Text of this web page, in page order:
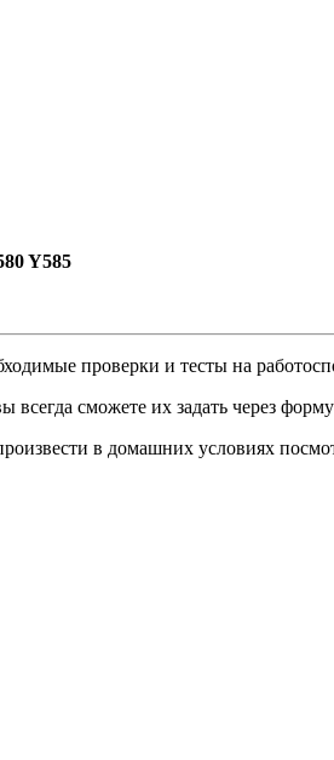
Y585
проверки и тесты на
сможете их задать через
в домашних условиях